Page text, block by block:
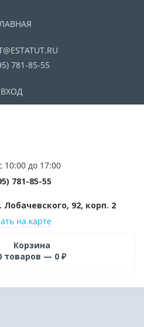
781-85-55
ВХОД
10:00 до 17:00
781-85-55
Лобачевского, 92, корп. 2
на карте
Корзина
товаров — 0 ₽